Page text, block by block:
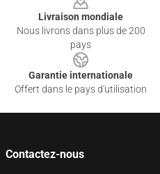
Livraison mondiale
Nous livrons dans plus de 200
pays
Garantie internationale
Offert dans le pays d'utilisation
Contactez-nous